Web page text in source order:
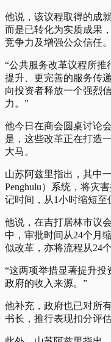
他说，该议程取得的成
而是已转化为实质成果
竞争力及增强公众信任。
“公共服务改革议程所
提升、更完善的服务传
向投资者释放一个强烈
力。”
他今日在商会圆桌讨论
是，这些改革正在打造
大马。
山苏阿兹里指出，其中
Penghulu）系统，将灾
记时间，从1小时缩短至
他说，在吉打居林市议
中，审批时间从24个月
似改革，亦将流程从24
“这两项举措显著提升
政府的收入来源。”
他补充，政府也已对所
书长，推行表现扣分评